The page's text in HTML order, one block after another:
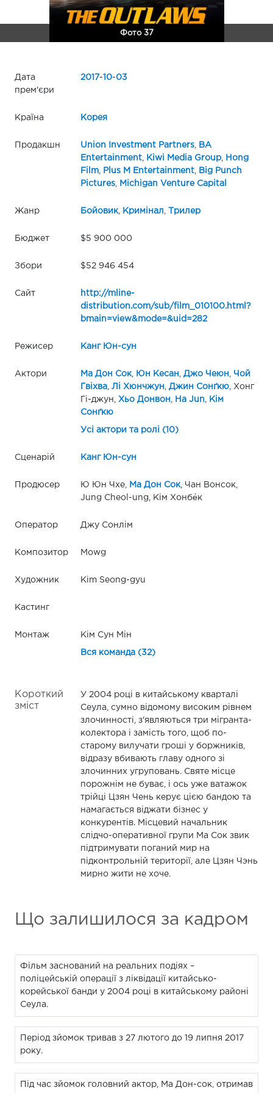
Фото 37
Дата
прем'єри
2017-10-03
Країна Корея
Продакшн Union Investment Partners,
BA
Entertainment, Kiwi Media Group,
Hong
Film, Plus M Entertainment,
Big Punch
Pictures, Michigan Venture Capital
Жанр Бойовик, Кримінал Трилер
Бюджет $5 900 000
Збори $52 946 454
Сайт
http://mline-
distribution.com/sub/film_010100.html?
bmain=view&mode=&uid=282
Режисер Канг Юн-сун
Актори Ма Дон Сок, Юн Кесан Джо Чеюн
Чой
Гвіхва, Лі Хюнчжун Джин Сонґкю, Хонг
Гі-джун,
Хьо Донвон Ha Jun
Кім
Сонґкю
Усі актори та ролі (10)
Сценарій Канг Юн-сун
Продюсер Ю Юн Чхе, Ма Дон Сок, Чан Вонсок,
Jung Cheol-ung, Кім Хонбе́к
Оператор Джу Сонлім
Композитор Mowg
Художник Kim Seong-gyu
Кастинг
Монтаж Кім Сун Мін
Вся команда (32)
Короткий
зміст
У 2004 році в китайському кварталі
Сеула, сумно відомому високим рівнем
злочинності, з'являються три мігранта-
колектора і замість того, щоб по-
старому вилучати гроші у боржників,
відразу вбивають главу одного зі
злочинних угруповань. Святе місце
порожнім не буває, і ось уже ватажок
трійці Цзян Чень керує цією бандою та
намагається віджати бізнес у
конкурентів. Місцевий начальник
слідчо-оперативної групи Ма Сок звик
підтримувати поганий мир на
підконтрольній території, але Цзян Чэнь
мирно жити не хоче.
Що залишилося за кадром
Фільм заснований на реальних подіях –
поліцейській операції з ліквідації китайсько-
корейської банди у 2004 році в китайському районі
Сеула.
Період зйомок тривав з 27 лютого до 19 липня 2017
року.
Під час зйомок головний актор, Ма Дон-сок, отримав